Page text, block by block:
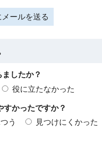
ールを送る
したか？
役に立たなかった
かったですか？
う 見つけにくかった